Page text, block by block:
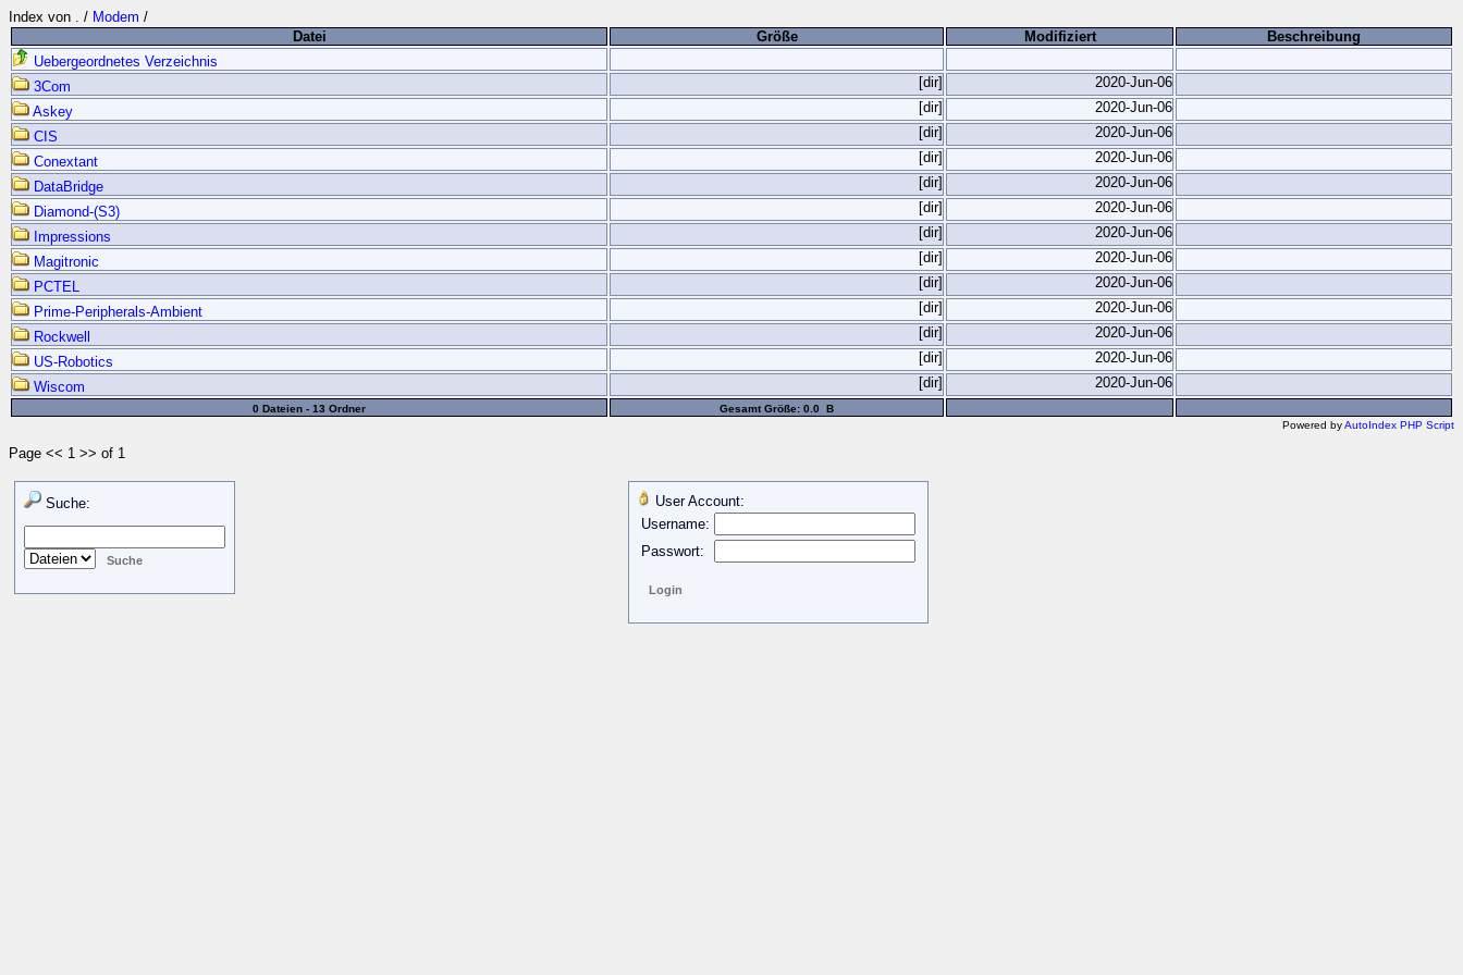
Index von . / Modem /
Datei
Größe Modifiziert
Beschreibung
Uebergeordnetes Verzeichnis
3Com
[dir]
2020-Jun-06
Askey
[dir]
2020-Jun-06
CIS
[dir]
2020-Jun-06
Conextant
[dir]
2020-Jun-06
DataBridge
[dir]
2020-Jun-06
Diamond-(S3)
[dir]
2020-Jun-06
Impressions
[dir]
2020-Jun-06
Magitronic
[dir]
2020-Jun-06
PCTEL
[dir]
2020-Jun-06
Prime-Peripherals-Ambient
[dir]
2020-Jun-06
Rockwell
[dir]
2020-Jun-06
US-Robotics
[dir]
2020-Jun-06
Wiscom
[dir] 2020-Jun-06
0 Dateien - 13 Ordner
Gesamt Größe: 0.0 B
Powered byAutoIndex PHP Script
Page << 1 >> of 1
Suche:
User Account:
Username:
Passwort: